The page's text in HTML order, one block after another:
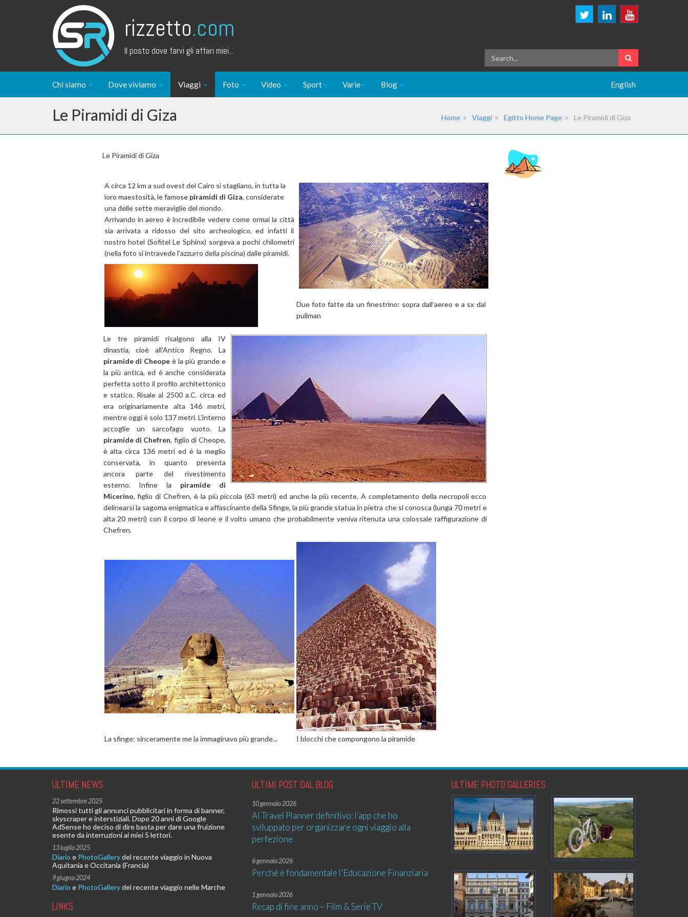
rizzetto.com
Il posto dove farvi gli affari miei...
Chi siamo Dove viviamo Viaggi Foto Video Sport Varie Blog English
Le Piramidi di Giza Home Viaggi Egitto Home Page Le Piramidi di Giza
Le Piramidi di Giza
A circa 12 km a sud ovest del Cairo si stagliano, in tutta la
loro maestosità, le famose piramidi di Giza, considerate
una delle sette meraviglie del mondo.
Arrivando in aereo è incredibile vedere come ormai la città
sia arrivata a ridosso del sito archeologico, ed infatti il
nostro hotel (Sofitel Le Sphinx) sorgeva a pochi chilometri
(nella foto si intravede l'azzurro della piscina) dalle piramidi.
Due foto fatte da un finestrino: sopra dall'aereo e a sx dal
pullman
Le tre piramidi risalgono alla IV
dinastia, cioè all'Antico Regno. La
piramide di Cheope è la più grande e
la più antica, ed è anche considerata
perfetta sotto il profilo architettonico
e statico. Risale al 2500 a.C. circa ed
era originariamente alta 146 metri,
mentre oggi è solo 137 metri. L'interno
accoglie un sarcofago vuoto. La
piramide di Chefren, figlio di Cheope,
è alta circa 136 metri ed è la meglio
conservata, in quanto presenta
ancora parte del rivestimento
esterno. Infine la piramide di
Micerino, figlio di Chefren, è la più piccola (63 metri) ed anche la più recente. A completamento della necropoli ecco
delinearsi la sagoma enigmatica e affascinante della Sfinge, la più grande statua in pietra che si conosca (lunga 70 metri e
alta 20 metri) con il corpo di leone e il volto umano che probabilmente veniva ritenuta una colossale raffigurazione di
Chefren.
La sfinge: sinceramente me la immaginavo più grande... I blocchi che compongono la piramide
ULTIME NEWS
22 settembre 2025
Rimossi tutti gli annunci pubblicitari in forma di banner,
skyscraper e interstiziali. Dopo 20 anni di Google
AdSense ho deciso di dire basta per dare una fruizione
esente da interruzioni ai miei 5 lettori.
13 luglio 2025
Diario e PhotoGallerydel recente viaggio in Nuova
Aquitania e Occitania (Francia)
9 giugno 2024
Diario e PhotoGallerydel recente viaggio nelle Marche
LINKS
ULTIMI POST DAL BLOG
10 gennaio 2026
AI Travel Planner definitivo: l’app che ho
sviluppato per organizzare ogni viaggio alla
perfezione
6 gennaio 2026
Perché è fondamentale l’Educazione Finanziaria
1 gennaio 2026
Recap di fine anno – Film & Serie TV
ULTIME PHOTO GALLERIES